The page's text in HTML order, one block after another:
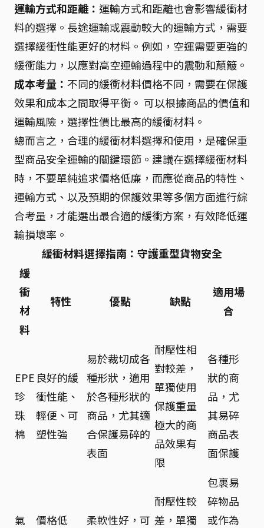
運輸方式和距離： 運輸方式和距離也會影響緩衝材
料的選擇。長途運輸或震動較大的運輸方式，需要
選擇緩衝性能更好的材料。例如，空運需要更強的
緩衝能力，以應對高空運輸過程中的震動和顛簸。
成本考量： 不同的緩衝材料價格不同，需要在保護
效果和成本之間取得平衡。 可以根據商品的價值和
運輸風險，選擇性價比最高的緩衝材料。
總而言之，合理的緩衝材料選擇和使用，是確保重
型商品安全運輸的關鍵環節。建議在選擇緩衝材料
時，不要單純追求價格低廉，而應從商品的特性、
運輸方式、以及預期的保護效果等多個方面進行綜
合考量，才能選出最合適的緩衝方案，有效降低運
輸損壞率。
緩衝材料選擇指南：守護重型貨物安全
緩
衝
材
料
特性 優點 缺點
適用場
合
EPE
珍
珠
棉
良好的緩
衝性能、
輕便、可
塑性強
易於裁切成各
種形狀，適用
於各種形狀的
商品，尤其適
合保護易碎的
表面
耐壓性相
對較差，
單獨使用
保護重量
極大的商
品效果有
限
各種形
狀的商
品，尤
其易碎
商品表
面保護
氣
價格低
柔軟性好，可
耐壓性較
差，單獨
包裹易
碎物品
或作為